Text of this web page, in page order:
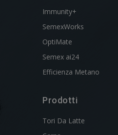
Immunity+
SemexWorks
OptiMate
Semex ai24
Efficienza Metano
Prodotti
Tori Da Latte